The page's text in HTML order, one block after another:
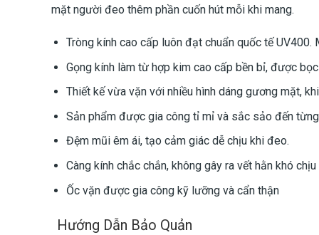
mặt người đeo thêm phần cuốn hút mỗi khi mang.
Tròng kính cao cấp luôn đạt chuẩn quốc tế UV400.
Gọng kính làm từ hợp kim cao cấp bền bỉ, được
Thiết kế vừa vặn với nhiều hình dáng gương mặt,
Sản phẩm được gia công tỉ mỉ và sắc sảo đến
Đệm mũi êm ái, tạo cảm giác dễ chịu khi đeo.
Càng kính chắc chắn, không gây ra vết hằn khó chịu
Ốc vặn được gia công kỹ lưỡng và cẩn thận
Hướng Dẫn Bảo Quản